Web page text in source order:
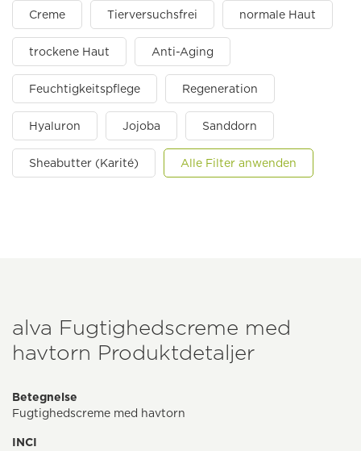
Creme Tierversuchsfrei normale Haut
trockene Haut Anti-Aging
Feuchtigkeitspflege Regeneration
Hyaluron Jojoba Sanddorn
Sheabutter (Karité) Alle Filter anwenden
alva Fugtighedscreme med
havtorn Produktdetaljer
Betegnelse
Fugtighedscreme med havtorn
INCI